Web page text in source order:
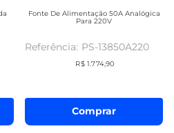
Fonte De Alimentação 50A Analógica
Para 220V
PS-13850A220
R$ 1.774,90
Comprar